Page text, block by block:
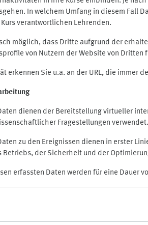
In welchem Umfang in diesem Fall
verantwortlichen Lehrenden.
möglich, dass Dritte aufgrund der
von Nutzern der Website von
erkennen Sie u.a. an der URL, die
dienen der Bereitstellung virtueller
Fragestellungen verwendet.
zu den Ereignissen dienen in erster
Betriebs, der Sicherheit und der
erfassten Daten werden für eine Dauer